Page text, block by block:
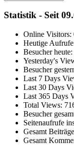
Statistik - Seit
Online Visitors:
Heutige
Besucher heute:
Yesterday's
Besucher
Last 7 Days
Last 30 Days
Last 365 Days
Total Views:
Besucher
Seitenaufrufe
Gesamt
Gesamt